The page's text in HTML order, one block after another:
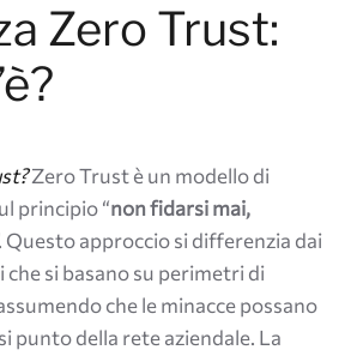
Zero Trust:
Zero Trust è un modello di
principio “non fidarsi mai,
Questo approccio si differenzia dai
si basano su perimetri di
che le minacce possano
punto della rete aziendale. La